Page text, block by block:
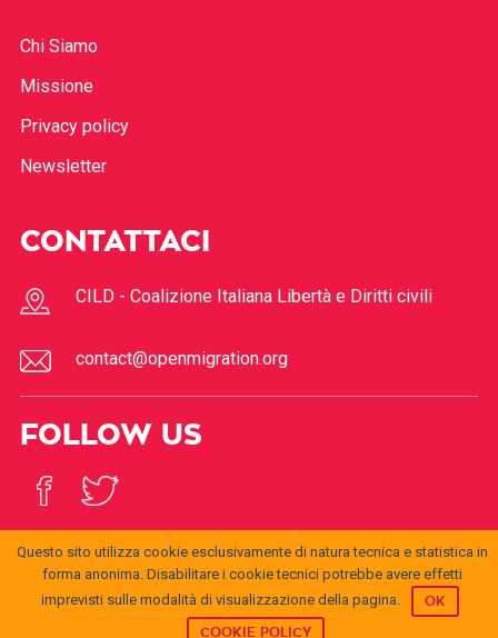
Chi Siamo
Missione
Privacy policy
Newsletter
CONTATTACI
CILD - Coalizione Italiana Libertà e Diritti civili
contact@openmigration.org
FOLLOW US
is licensed under aCreative
Commons Attribution 4.0 International License.
© 2017 Open
Questo sito utilizza cookie esclusivamente di natura tecnica e statistica in
forma anonima. Disabilitare i cookie tecnici potrebbe avere effetti
imprevisti sulle modalità di visualizzazione della pagina.
OK
COOKIE POLICY